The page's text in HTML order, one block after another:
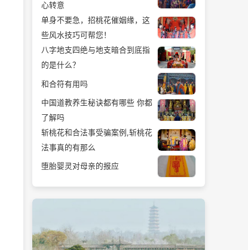
心转意
单身不要急，招桃花催姻缘，这
些风水技巧可帮您！
八字地支四绝与地支暗合到底指
的是什么？
和合符有用吗
中国道教养生秘诀都有哪些 你都
了解吗
斩桃花和合法事受骗案例,斩桃花
法事真的有那么
堕胎婴灵对母亲的报应